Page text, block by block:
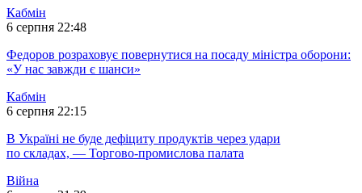
Кабмін
6 серпня 22:48
Федоров розраховує повернутися на посаду міністра оборони:
«У нас завжди є шанси»
Кабмін
6 серпня 22:15
В Україні не буде дефіциту продуктів через удари
по складах, — Торгово-промислова палата
Війна